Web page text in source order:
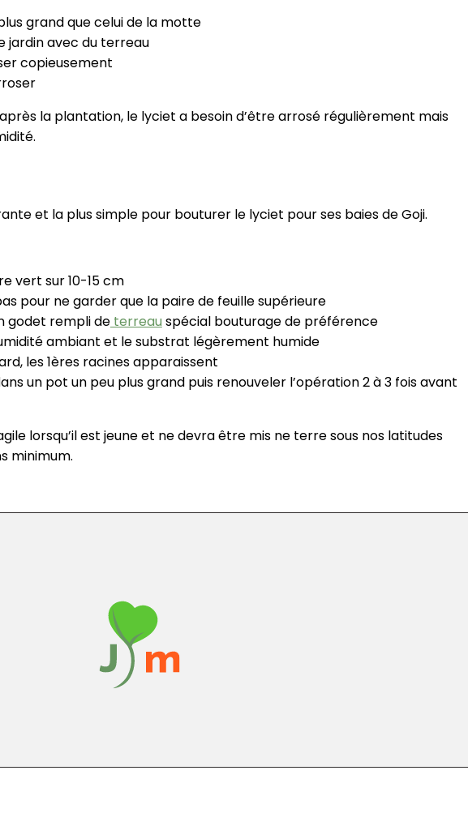
grand que celui de la motte
jardin avec du terreau
copieusement
la plantation, le lyciet a besoin d’être arrosé régulièrement mais
et la plus simple pour bouturer le lyciet pour ses baies de Goji.
vert sur 10-15 cm
pour ne garder que la paire de feuille supérieure
godet rempli deterreau spécial bouturage de préférence
ambiant et le substrat légèrement humide
les 1ères racines apparaissent
un pot un peu plus grand puis renouveler l’opération 2 à 3 fois avant
lorsqu’il est jeune et ne devra être mis ne terre sous nos latitudes
minimum.